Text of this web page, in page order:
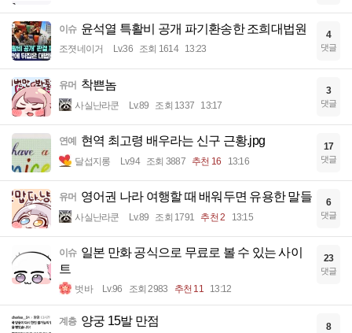
이슈 윤석열 특활비 공개 파기환송한 조희대법원
조졋네이거 Lv.36 조회 1614 13:23
4
댓글
유머 착쁜놈
사실난라쿤 Lv.89 조회 1337 13:17
3
댓글
연예 현역 최고령 배우라는 신구 근황.jpg
달섭지롱 Lv.94 조회 3887 추천 16 13:16
17
댓글
유머 영어권 나라 여행할 때 배워두면 유용한 말들
사실난라쿤 Lv.89 조회 1791 추천 2 13:15
6
댓글
이슈 일본 만화 공식으로 무료로 볼 수 있는 사이
트
벗바 Lv.96 조회 2983 추천 11 13:12
23
댓글
계층 양궁 15발 만점 8